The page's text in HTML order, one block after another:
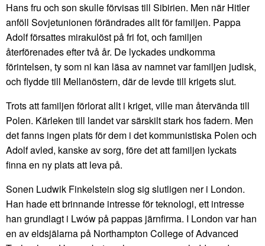
Hans fru och son skulle förvisas till Sibirien. Men när Hitler
anföll Sovjetunionen förändrades allt för familjen. Pappa
Adolf försattes mirakulöst på fri fot, och familjen
återförenades efter två år. De lyckades undkomma
förintelsen, ty som ni kan läsa av namnet var familjen judisk,
och flydde till Mellanöstern, där de levde till krigets slut.
Trots att familjen förlorat allt i kriget, ville man återvända till
Polen. Kärleken till landet var särskilt stark hos fadern. Men
det fanns ingen plats för dem i det kommunistiska Polen och
Adolf avled, kanske av sorg, före det att familjen lyckats
finna en ny plats att leva på.
Sonen Ludwik Finkelstein slog sig slutligen ner i London.
Han hade ett brinnande intresse för teknologi, ett intresse
han grundlagt i Lwów på pappas järnfirma. I London var han
en av eldsjälarna på Northampton College of Advanced